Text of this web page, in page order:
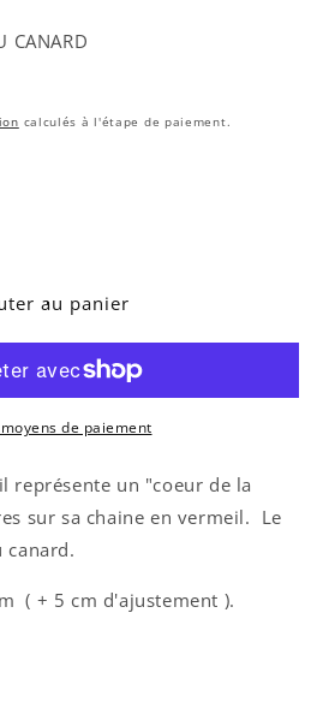
CANARD
calculés à l'étape de paiement.
au panier
de paiement
représente un "coeur de la
sur sa chaine en vermeil. Le
canard.
( + 5 cm d'ajustement ).